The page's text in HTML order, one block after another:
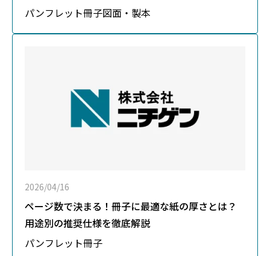
パンフレット冊子図面・製本
2026/04/16
ページ数で決まる！冊子に最適な紙の厚さとは？
用途別の推奨仕様を徹底解説
パンフレット冊子